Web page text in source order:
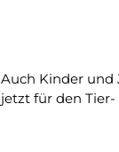
Auch Kinder und
jetzt für den